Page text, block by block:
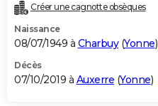
Créer une cagnotte obsèques
Naissance
08/07/1949 à Charbuy(Yonne)
Décès
07/10/2019 à Auxerre (Yonne)